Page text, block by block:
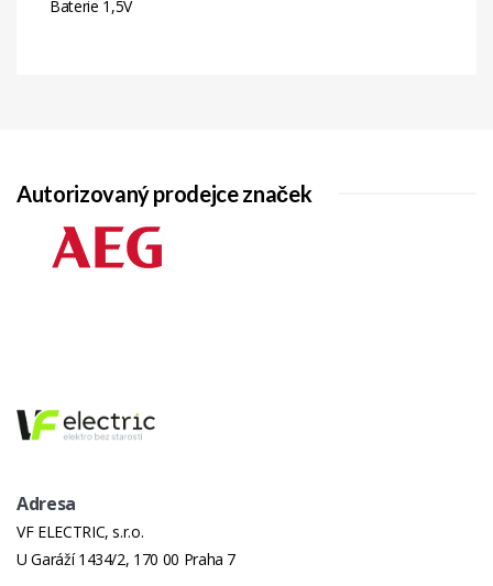
Baterie 1,5V
Autorizovaný prodejce značek
Adresa
VF ELECTRIC, s.r.o.
U Garáží 1434/2, 170 00 Praha 7